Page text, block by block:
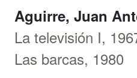
Aguirre, Juan
La televisión I,
Las barcas, 1980